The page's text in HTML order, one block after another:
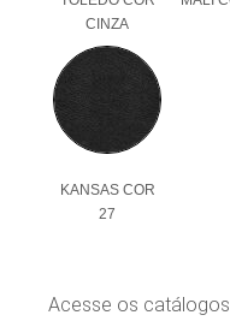
CINZA
KANSAS COR
27
Acesse os